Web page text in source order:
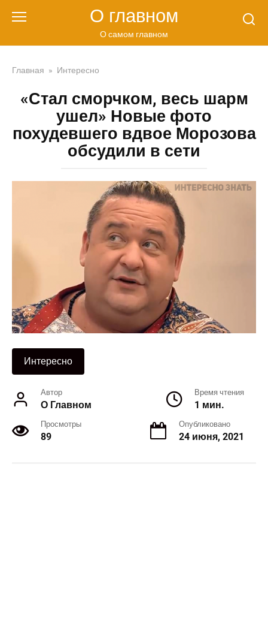
О главном
О самом главном
Главная » Интересно
«Стал сморчком, весь шарм
ушел» Новые фото
похудевшего вдвое Морозова
обсудили в сети
Интересно
Автор
О Главном
Время чтения
1 мин.
Просмотры
89
Опубликовано
24 июня, 2021